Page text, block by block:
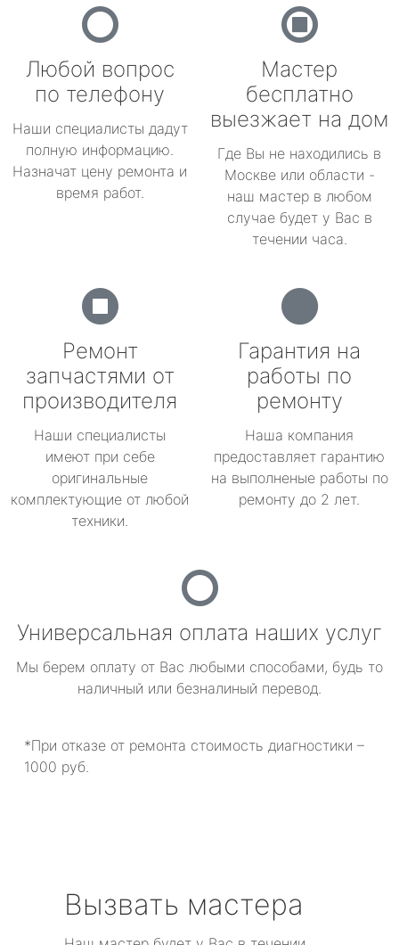
Любой вопрос
по телефону
Наши специалисты дадут
полную информацию.
Назначат цену ремонта и
время работ.
Мастер
бесплатно
выезжает на дом
Где Вы не находились в
Москве или области -
наш мастер в любом
случае будет у Вас в
течении часа.
Ремонт
запчастями от
производителя
Наши специалисты
имеют при себе
оригинальные
комплектующие от любой
техники.
Гарантия на
работы по
ремонту
Наша компания
предоставляет гарантию
на выполненые работы по
ремонту до 2 лет.
Универсальная оплата наших услуг
Мы берем оплату от Вас любыми способами, будь то
наличный или безналиный перевод.
*При отказе от ремонта стоимость диагностики –
1000 руб.
Вызвать мастера